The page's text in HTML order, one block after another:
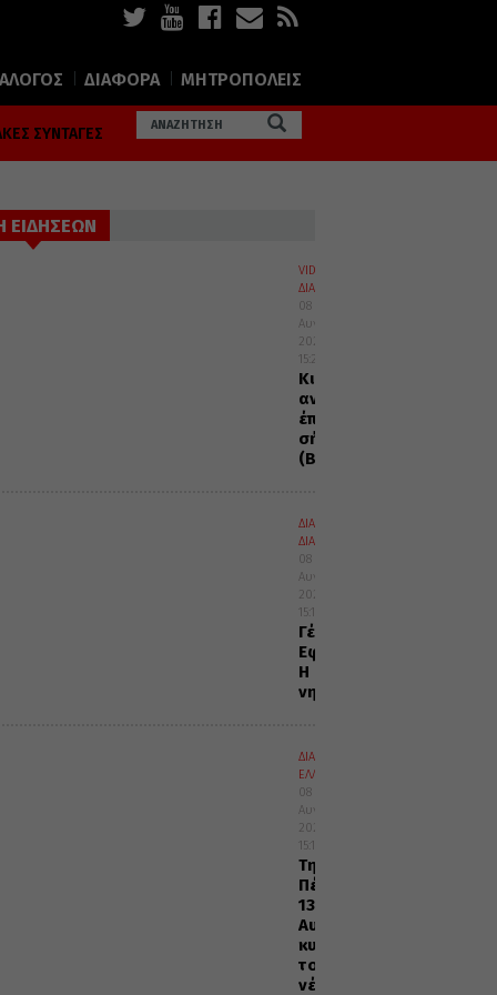
ΔΙΑΦΟΡΑ ΜΗΤΡΟΠΟΛΕΙΣ
ΣΥΝΤΑΓΕΣ
ΕΙΔΗΣΕΩΝ
VIDEOS
ΔΙΑΦΟΡΑ
08
Αυγούστου
2026
15:28
Κι
αν
έπεσες,
σήκω
(Βίντεο)
ΔΙΑΛΟΓΟΣ
ΔΙΑΦΟΡΑ
08
Αυγούστου
2026
15:15
Γέρων
Εφραίμ:
Η
νηστεία
ΔΙΑΦΟΡΑ
ΕΛΛΑΔΑ
08
Αυγούστου
2026
15:11
Την
Πέμπτη,
13
Αυγούστου,
κυκλοφορεί
το
νέο